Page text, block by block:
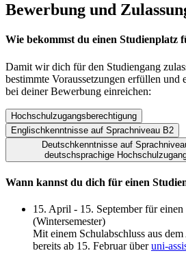
Bewerbung und
Wie bekommst du einen Studienplatz
Damit wir dich für den Studiengang
bestimmte Voraussetzungen erfüllen und
bei deiner Bewerbung einreichen:
Hochschulzugangsberechtigung
Englischkenntnisse auf Sprachniveau B2
Deutschkenntnisse auf
deutschsprachige
Wann kannst du dich für einen
15. April - 15. September für
(Wintersemester)
Mit einem Schulabschluss aus
bereits ab 15. Februar überuni-